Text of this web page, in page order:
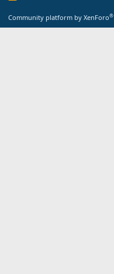
Community platform by XenForo®